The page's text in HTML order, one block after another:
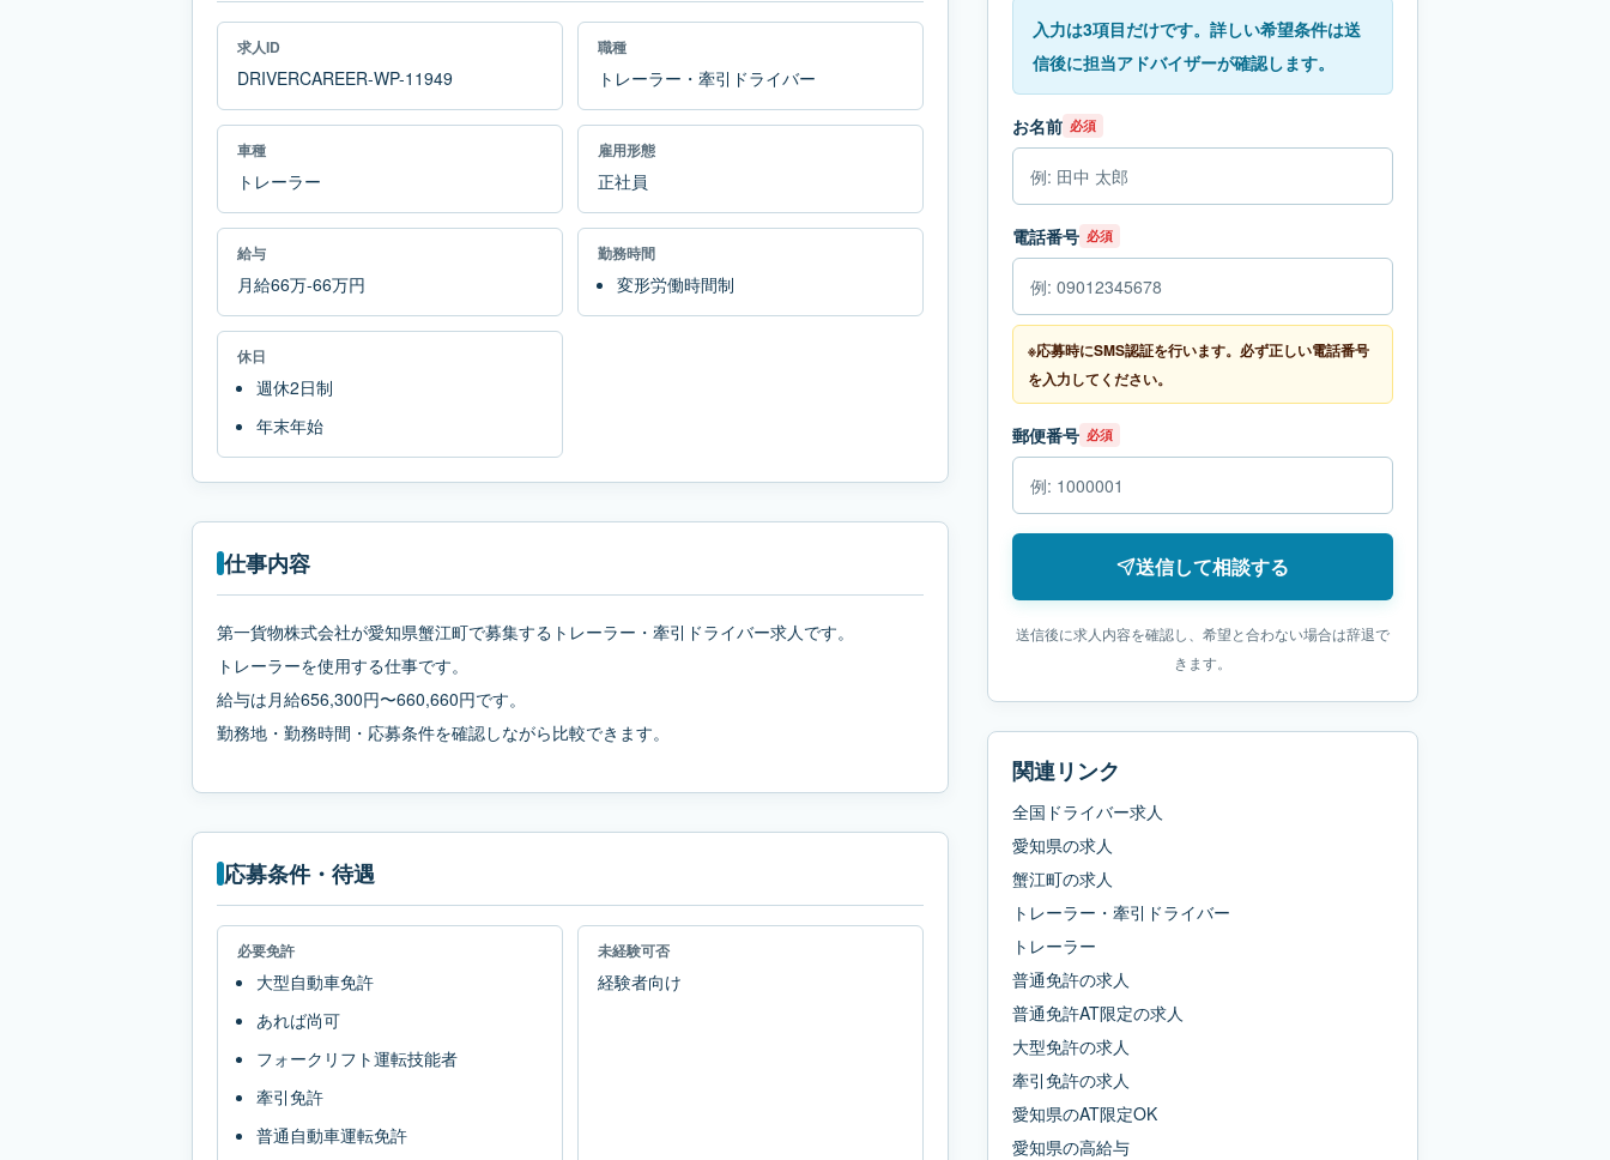
求人ID
DRIVERCAREER-WP-11949
職種
トレーラー・牽引ドライバー
車種
トレーラー
雇用形態
正社員
給与
月給66万-66万円
勤務時間
変形労働時間制
休日
週休2日制
年末年始
仕事内容
第一貨物株式会社が愛知県蟹江町で募集するトレーラー・牽引ドライバー求人です。
トレーラーを使用する仕事です。
給与は月給656,300円〜660,660円です。
勤務地・勤務時間・応募条件を確認しながら比較できます。
応募条件・待遇
必要免許
大型自動車免許
あれば尚可
フォークリフト運転技能者
牽引免許
普通自動車運転免許
未経験可否
経験者向け
入力は3項目だけです。詳しい希望条件は送
信後に担当アドバイザーが確認します。
お名前 必須
電話番号 必須
※応募時にSMS認証を行います。必ず正しい電話番号
を入力してください。
郵便番号 必須
送信して相談する
送信後に求人内容を確認し、希望と合わない場合は辞退で
きます。
関連リンク
全国ドライバー求人
愛知県の求人
蟹江町の求人
トレーラー・牽引ドライバー
トレーラー
普通免許の求人
普通免許AT限定の求人
大型免許の求人
牽引免許の求人
愛知県のAT限定OK
愛知県の高給与